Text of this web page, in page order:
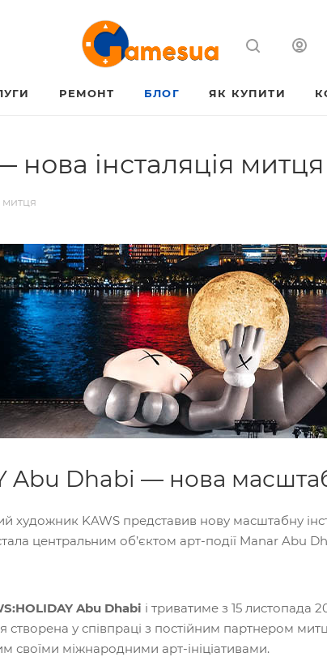
РЕМОНТ БЛОГ ЯК КУПИТИ
інсталяція митця
митця
Abu Dhabi — нова
художник KAWS представив нову масштабну
центральним об’єктом арт-події Manar Abu
Abu Dhabi і триватиме з 15 листопада
створена у співпраці з постійним партнером
своїми міжнародними арт-ініціативами.